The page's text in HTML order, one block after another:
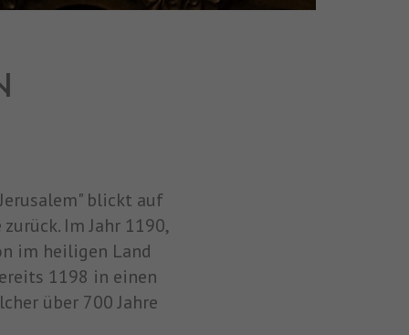
blickt auf
Im Jahr 1190,
im heiligen Land
1198 in einen
über 700 Jahre